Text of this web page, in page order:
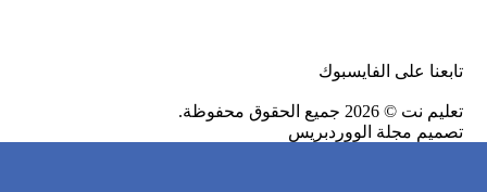
تابعنا على الفايسبوك
تعليم نت © 2026 جميع الحقوق محفوظة.
تصميم مجلة الووردبريس